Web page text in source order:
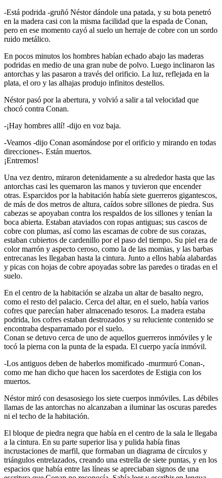
-Está podrida -gruñó Néstor dándole una patada, y su bota penetró
en la madera casi con la misma facilidad que la espada de Conan,
pero en ese momento cayó al suelo un herraje de cobre con un sordo
ruido metálico.
En pocos minutos los hombres habían echado abajo las maderas
podridas en medio de una gran nube de polvo. Luego inclinaron las
antorchas y las pasaron a través del orificio. La luz, reflejada en la
plata, el oro y las alhajas produjo infinitos destellos.
Néstor pasó por la abertura, y volvió a salir a tal velocidad que
chocó contra Conan.
-¡Hay hombres allí! -dijo en voz baja.
-Veamos -dijo Conan asomándose por el orificio y mirando en todas
direcciones-. Están muertos.
¡Entremos!
Una vez dentro, miraron detenidamente a su alrededor hasta que las
antorchas casi les quemaron las manos y tuvieron que encender
otras. Esparcidos por la habitación había siete guerreros gigantescos,
de más de dos metros de altura, caídos sobre sillones de piedra. Sus
cabezas se apoyaban contra los respaldos de los sillones y tenían la
boca abierta. Estaban ataviados con ropas antiguas; sus cascos de
cobre con plumas, así como las escamas de cobre de sus corazas,
estaban cubiertos de cardenillo por el paso del tiempo. Su piel era de
color marrón y aspecto ceroso, como la de las momias, y las barbas
entrecanas les llegaban hasta la cintura. Junto a ellos había alabardas
y picas con hojas de cobre apoyadas sobre las paredes o tiradas en el
suelo.
En el centro de la habitación se alzaba un altar de basalto negro,
como el resto del palacio. Cerca del altar, en el suelo, había varios
cofres que parecían haber almacenado tesoros. La madera estaba
podrida, los cofres estaban destrozados y su reluciente contenido se
encontraba desparramado por el suelo.
Conan se detuvo cerca de uno de aquellos guerreros inmóviles y le
tocó la pierna con la punta de la espada. El cuerpo yacía inmóvil.
-Los antiguos deben de haberlos momificado -murmuró Conan-,
como me han dicho que hacen los sacerdotes de Estigia con los
muertos.
Néstor miró con desasosiego los siete cuerpos inmóviles. Las débiles
llamas de las antorchas no alcanzaban a iluminar las oscuras paredes
ni el techo de la habitación.
El bloque de piedra negra que había en el centro de la sala le llegaba
a la cintura. En su parte superior lisa y pulida había finas
incrustaciones de marfil, que formaban un diagrama de círculos y
triángulos entrelazados, creando una estrella de siete puntas, y en los
espacios que había entre las líneas se apreciaban signos de una